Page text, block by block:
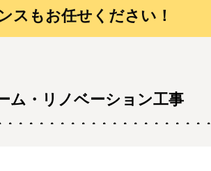
スもお任せください！
ム・リノベーション工事